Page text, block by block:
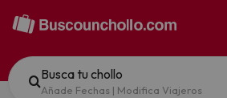
Busca tu chollo
Añade Fechas | Modifica Viajeros